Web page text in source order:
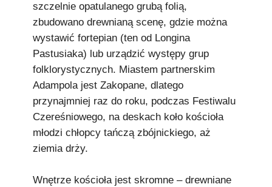
szczelnie opatulanego grubą folią,
zbudowano drewnianą scenę, gdzie można
wystawić fortepian (ten od Longina
Pastusiaka) lub urządzić występy grup
folklorystycznych. Miastem partnerskim
Adampola jest Zakopane, dlatego
przynajmniej raz do roku, podczas Festiwalu
Czereśniowego, na deskach koło kościoła
młodzi chłopcy tańczą zbójnickiego, aż
ziemia drży.
Wnętrze kościoła jest skromne – drewniane